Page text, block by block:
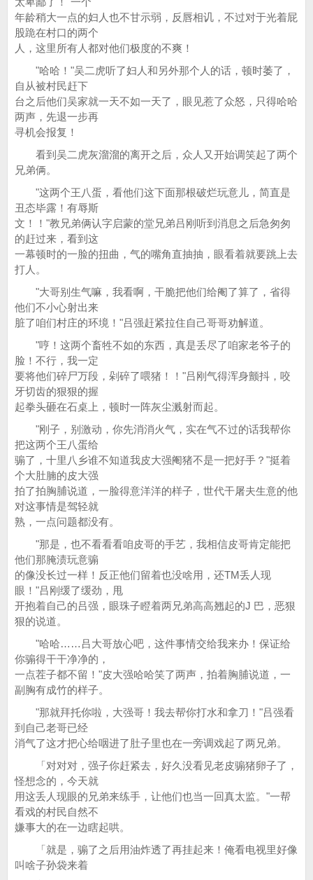
年龄稍大一点的妇人也不甘示弱，反唇相讥，不过对于光着屁
股跪在村口的两个
人，这里所有人都对他们极度的不爽！
"哈哈！"吴二虎听了妇人和另外那个人的话，顿时萎了，
自从被村民赶下
台之后他们吴家就一天不如一天了，眼见惹了众怒，只得哈哈
两声，先退一步再
寻机会报复！
看到吴二虎灰溜溜的离开之后，众人又开始调笑起了两个
兄弟俩。
"这两个王八蛋，看他们这下面那根破烂玩意儿，简直是
丑态毕露！有辱斯
文！！"教兄弟俩认字启蒙的堂兄弟吕刚听到消息之后急匆匆
的赶过来，看到这
一幕顿时的一脸的扭曲，气的嘴角直抽抽，眼看着就要跳上去
打人。
"大哥别生气嘛，我看啊，干脆把他们给阉了算了，省得
他们不小心射出来
脏了咱们村庄的环境！"吕强赶紧拉住自己哥哥劝解道。
"哼！这两个畜牲不如的东西，真是丢尽了咱家老爷子的
脸！不行，我一定
要将他们碎尸万段，剁碎了喂猪！！"吕刚气得浑身颤抖，咬
牙切齿的狠狠的握
起拳头砸在石桌上，顿时一阵灰尘溅射而起。
"刚子，别激动，你先消消火气，实在气不过的话我帮你
把这两个王八蛋给
骟了，十里八乡谁不知道我皮大强阉猪不是一把好手？"挺着
个大肚腩的皮大强
拍了拍胸脯说道，一脸得意洋洋的样子，世代干屠夫生意的他
对这事情是驾轻就
熟，一点问题都没有。
"那是，也不看看看咱皮哥的手艺，我相信皮哥肯定能把
他们那腌渍玩意骟
的像没长过一样！反正他们留着也没啥用，还TM丢人现
眼！"吕刚缓了缓劲，甩
开抱着自己的吕强，眼珠子瞪着两兄弟高高翘起的J 巴，恶狠
狠的说道。
"哈哈……吕大哥放心吧，这件事情交给我来办！保证给
你骟得干干净净的，
一点茬子都不留！"皮大强哈哈笑了两声，拍着胸脯说道，一
副胸有成竹的样子。
"那就拜托你啦，大强哥！我去帮你打水和拿刀！"吕强看
到自己老哥已经
消气了这才把心给咽进了肚子里也在一旁调戏起了两兄弟。
「对对对，强子你赶紧去，好久没看见老皮骟猪卵子了，
怪想念的，今天就
用这丢人现眼的兄弟来练手，让他们也当一回真太监。"一帮
看戏的村民自然不
嫌事大的在一边瞎起哄。
「就是，骟了之后用油炸透了再挂起来！俺看电视里好像
叫啥子孙袋来着